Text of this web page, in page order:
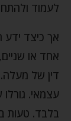
לעמוד
אך כיצד ידע
אחד או
דין של מעלה.
עצמאי.
בלבד. טעות